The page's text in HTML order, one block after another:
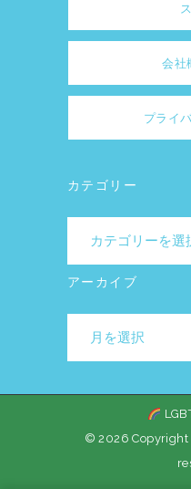
会社
プライ
カテゴリー
ゴ
アーカイブ
イ
© 2026 Copyright